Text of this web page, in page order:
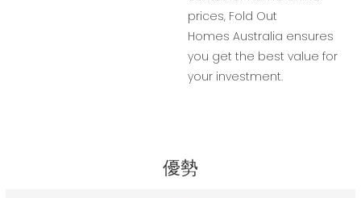
prices, Fold Out
Homes Australia ensures
you get the best value for
your investment.
優勢